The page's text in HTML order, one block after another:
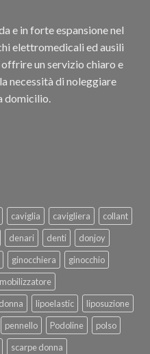
e in forte espansione nel
elettromedicali ed ausili
un servizio chiaro e
necessità di noleggiare
domicilio.
caviglia cavigliera
collant
denari denti
donjoy
ginocchiera
ginocchio
lipoelastic
liposuzione
pennello Podoline
polso
scarpe donna